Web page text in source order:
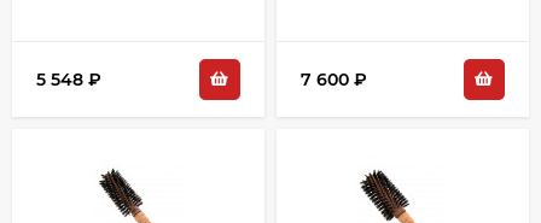
5 548 ₽ 7 600 ₽